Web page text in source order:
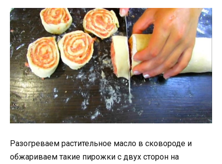
Разогреваем растительное масло в сковороде и
обжариваем такие пирожки с двух сторон на